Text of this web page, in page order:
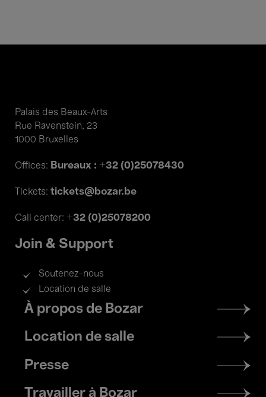
Palais des Beaux-Arts
Rue Ravenstein, 23
1000 Bruxelles
Offices: Bureaux : +32 (0)25078430
Tickets: tickets@bozar.be
Call center: +32 (0)25078200
Join & Support
Soutenez-nous
Location de salle
Footer
menu
À propos de Bozar
Location de salle
Presse
Travailler à Bozar